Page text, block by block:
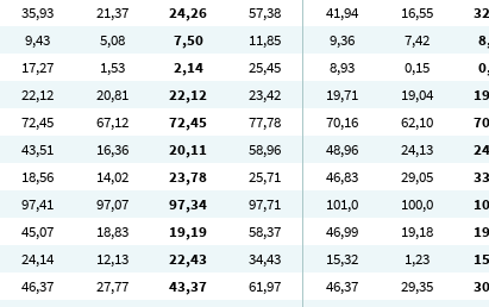
35,93 21,37 24,26 57,38 41,94 16,55
32
9,43 5,08 7,50 11,85 9,36 7,42 8
17,27 1,53 2,14 25,45 8,93 0,15 0
22,12 20,81 22,12 23,42 19,71 19,04
19
72,45 67,12 72,45 77,78 70,16 62,10
70
43,51 16,36 20,11 58,96 48,96 24,13
24
18,56 14,02 23,78 25,71 46,83 29,05
33
97,41 97,07 97,34 97,71 101,0 100,0
45,07 18,83 19,19 58,37 46,99 19,18
19
24,14 12,13 22,43 34,43 15,32 1,23
15
46,37 27,77 43,37 61,97 46,37 29,35
30